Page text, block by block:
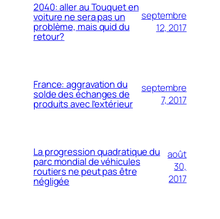
2040: aller au Touquet en
voiture ne sera pas un
problème, mais quid du
retour?
septembre
12, 2017
France: aggravation du
solde des échanges de
produits avec l’extérieur
septembre
7, 2017
La progression quadratique du
parc mondial de véhicules
routiers ne peut pas être
négligée
août
30,
2017